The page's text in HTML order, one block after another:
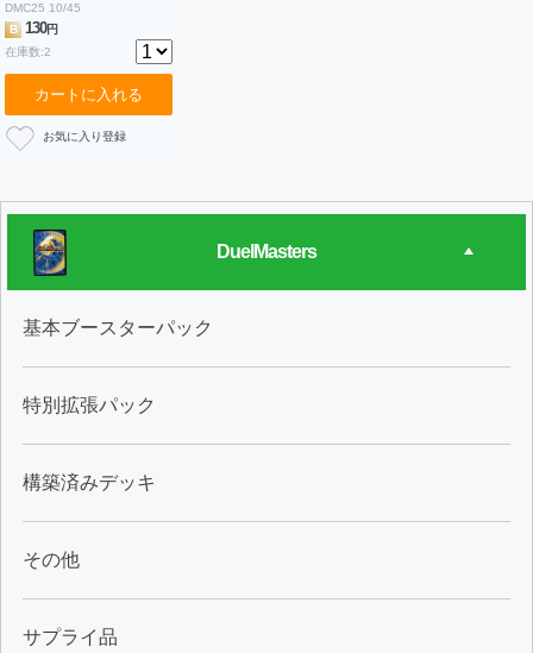
DMC25 10/45
B
130円
在庫数:2
カートに入れる
DuelMasters
基本ブースターパック
特別拡張パック
構築済みデッキ
その他
サプライ品